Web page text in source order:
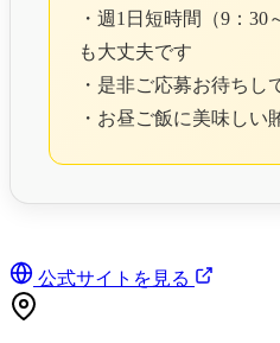
・週1日短時間（9：30
も大丈夫です
・是非ご応募お待ちし
・お昼ご飯に美味しい
公式サイトを見る